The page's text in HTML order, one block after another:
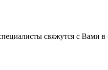
свяжутся с Вами